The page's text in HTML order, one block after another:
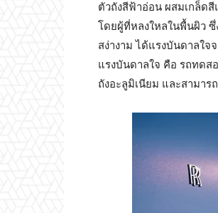
ตัวถังสีฟ้าอ่อน ผสมเกล็ดสี
โดยผู้ที่หลงใหลในพื้นผิว
สง่างาม ได้แรงบันดาลใจ
แรงบันดาลใจ คือ รถทดสอ
ถังอะลูมิเนียม และสามาร